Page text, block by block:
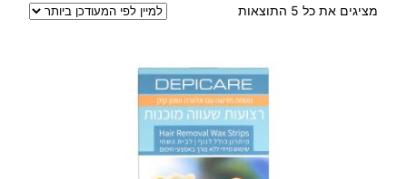
מציגים את כל ⁦5⁩ התוצאות
ממוין
העדכני
ביותר